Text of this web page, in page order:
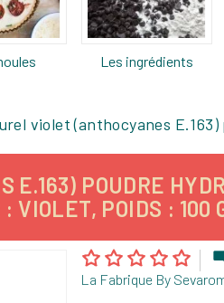
Les ingrédients
violet (anthocyanes
E.163) POUDRE
VIOLET, POIDS : 100

La Fabrique By